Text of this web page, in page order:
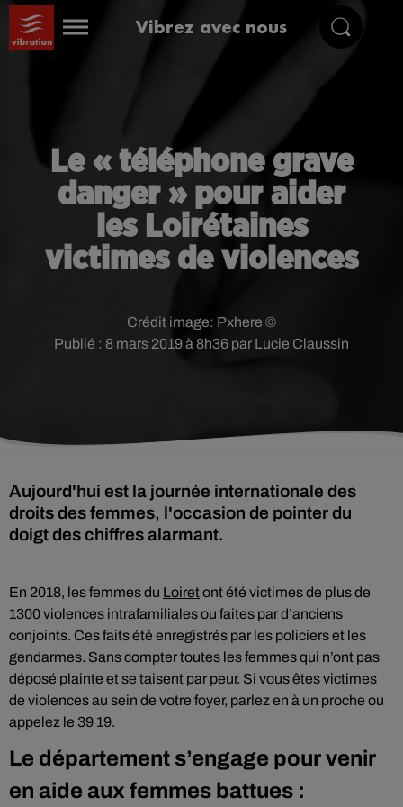
Vibrez avec nous
Le « téléphone grave
danger » pour aider
les Loirétaines
victimes de violences
Publié : 8 mars 2019 à 8h36 par Lucie Claussin
Crédit image: Pxhere ©
Aujourd'hui est la journée internationale des
droits des femmes, l'occasion de pointer du
doigt des chiffres alarmant.
En 2018, les femmes du Loiretont été victimes de plus de
1300 violences intrafamiliales ou faites par d’anciens
conjoints. Ces faits été enregistrés par les policiers et les
gendarmes. Sans compter toutes les femmes qui n’ont pas
déposé plainte et se taisent par peur. Si vous êtes victimes
de violences au sein de votre foyer, parlez en à un proche ou
appelez le 39 19.
Le département s’engage pour venir
en aide aux femmes battues :